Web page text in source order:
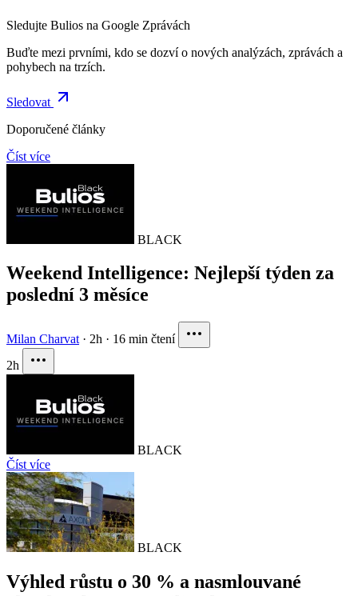
Sledujte Bulios na Google Zprávách
Buďte mezi prvními, kdo se dozví o nových analýzách, zprávách a
pohybech na trzích.
Sledovat
Doporučené články
Číst více
BLACK
Weekend Intelligence: Nejlepší týden za
poslední 3 měsíce
Milan Charvat · 2h · 16 min čtení
2h
BLACK
Číst více
BLACK
Výhled růstu o 30 % a nasmlouvané